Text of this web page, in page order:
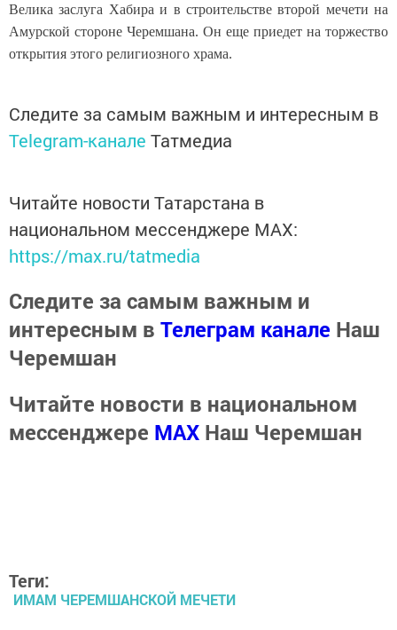
Велика заслуга Хабира и в строительстве второй мечети на
Амурской стороне Черемшана. Он еще приедет на торжество
открытия этого религиозного храма.
Следите за самым важным и интересным в
Telegram-канале Татмедиа
Читайте новости Татарстана в
национальном мессенджере MАХ:
https://max.ru/tatmedia
Следите за самым важным и
интересным в Телеграм канале Наш
Черемшан
Читайте новости в национальном
мессенджере MАХ Наш Черемшан
Теги:
ИМАМ ЧЕРЕМШАНСКОЙ МЕЧЕТИ